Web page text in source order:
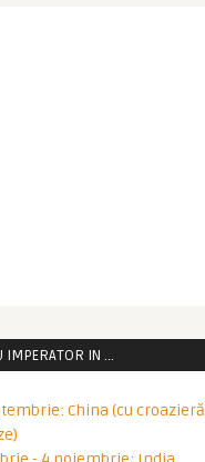
IMPERATOR IN …
China (cu croazieră